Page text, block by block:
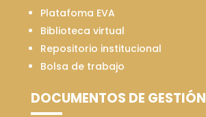
Platafoma EVA
Biblioteca virtual
Repositorio institucional
Bolsa de trabajo
DOCUMENTOS DE GESTIÓN